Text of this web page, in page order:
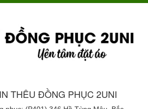
THÊU ĐỒNG PHỤC 2UNI